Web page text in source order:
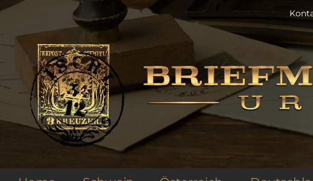
Zum
springen